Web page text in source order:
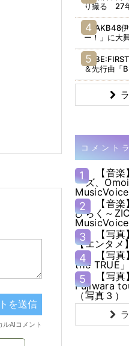
り撮る 27
AKB48伊
ー！」に大
BE:FIRST
＆先行曲「
コメント
1
【音
ーズ、
MusicVoice
2
【音
ひらく～
MusicVoice
3
【写
【エンタメ】
4
【写
the TRUE
5
【写
Fujiwara
（写真３）